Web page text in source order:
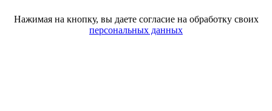
Нажимая на кнопку, вы даете согласие на обработку своих
персональных данных